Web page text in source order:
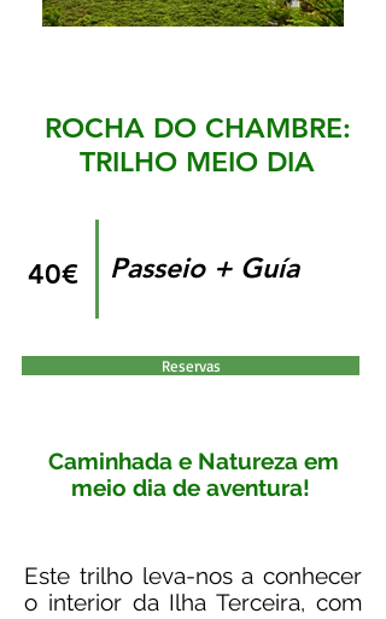
ROCHA DO CHAMBRE:
TRILHO MEIO DIA
Passeio + Guía
40€
Reservas
Caminhada e Natureza em
meio dia de aventura!
Este trilho leva-nos a conhecer
o interior da Ilha Terceira, com